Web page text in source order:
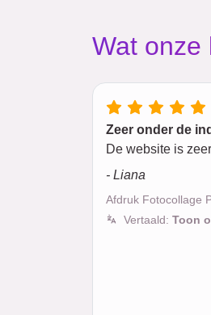
Wat onze
Zeer onder de
De website is
- Liana
Afdruk Fotocollage
Vertaald: Toon